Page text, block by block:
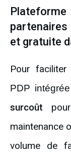
et gratuite
Pour
PDP intégrée
surcoût
maintenance
volume de